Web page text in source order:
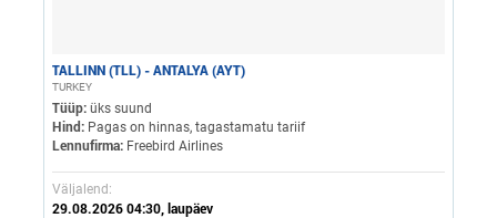
TALLINN (TLL) - ANTALYA (AYT)
TURKEY
Tüüp: üks suund
Hind: Pagas on hinnas, tagastamatu tariif
Lennufirma: Freebird Airlines
Väljalend:
29.08.2026 04:30, laupäev